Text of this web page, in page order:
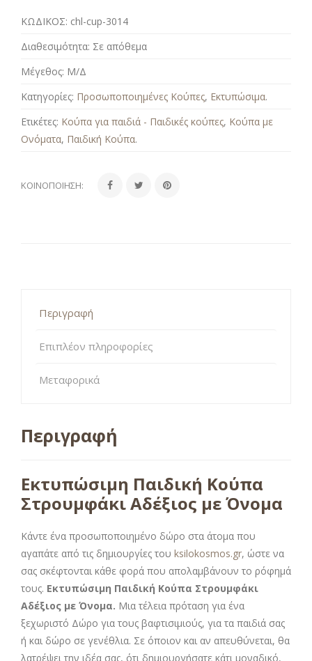
ΚΩΔΙΚΟΣ: chl-cup-3014
Διαθεσιμότητα: Σε απόθεμα
Μέγεθος: Μ/Δ
Κατηγορίες: Προσωποποιημένες Κούπες, Εκτυπώσιμα.
Ετικέτες: Κούπα για παιδιά - Παιδικές κούπες, Κούπα με
Ονόματα, Παιδική Κούπα.
ΚΟΙΝΟΠΟΊΗΣΗ:
Περιγραφή
Επιπλέον πληροφορίες
Μεταφορικά
Περιγραφή
Εκτυπώσιμη Παιδική Κούπα
Στρουμφάκι Αδέξιος με Όνομα
Κάντε ένα προσωποποιημένο δώρο στα άτομα που
αγαπάτε από τις δημιουργίες του ksilokosmos.gr, ώστε να
σας σκέφτονται κάθε φορά που απολαμβάνουν το ρόφημά
τους. Εκτυπώσιμη Παιδική Κούπα Στρουμφάκι
Αδέξιος με Όνομα. Μια τέλεια πρόταση για ένα
ξεχωριστό Δώρο για τους βαφτισιμιούς, για τα παιδιά σας
ή και δώρο σε γενέθλια. Σε όποιον και αν απευθύνεται, θα
λατρέψει την ιδέα σας, ότι δημιουργήσατε κάτι μοναδικό,